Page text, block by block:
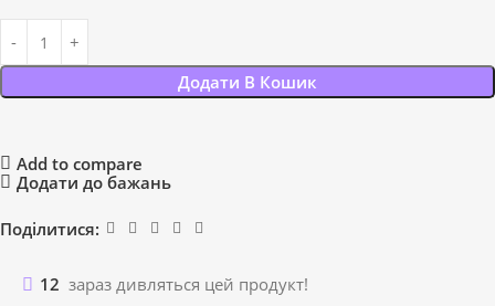
Додати В Кошик
Add to compare
Додати до бажань
Поділитися:
12 зараз дивляться цей продукт!